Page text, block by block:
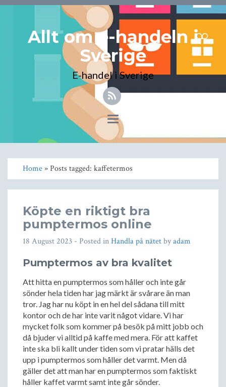
Allt om e-handeln i
Sverige
E-handel i Sverige
Toggle
navigation
Home» Posts tagged: kaffetermos
Köpte en riktigt bra
pumptermos online
18 August 2023 - Posted inHandla på nätetbyadam
Pumptermos av bra kvalitet
Att hitta en pumptermos som håller och inte går
sönder hela tiden har jag märkt är svårare än man
tror. Jag har nu köpt in en hel del sådana till mitt
kontor och de har inte varit något vidare. Vi har
mycket folk som kommer på besök på mitt jobb och
då bjuder vi alltid på kaffe med mera. För att kaffet
inte ska bli kallt under tiden som vi pratar hälls det
upp i pumptermos som håller det varmt. Men då
gäller det att man har en pumptermos som faktiskt
håller kaffet varmt samt inte går sönder.